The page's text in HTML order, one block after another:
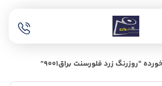
“روزرنگ زرد فلورسنت براق9001”